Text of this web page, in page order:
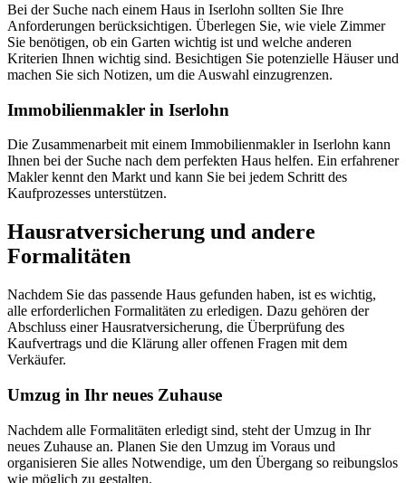
Bei der Suche nach einem Haus in Iserlohn sollten Sie Ihre
Anforderungen berücksichtigen. Überlegen Sie, wie viele Zimmer
Sie benötigen, ob ein Garten wichtig ist und welche anderen
Kriterien Ihnen wichtig sind. Besichtigen Sie potenzielle Häuser und
machen Sie sich Notizen, um die Auswahl einzugrenzen.
Immobilienmakler in Iserlohn
Die Zusammenarbeit mit einem Immobilienmakler in Iserlohn kann
Ihnen bei der Suche nach dem perfekten Haus helfen. Ein erfahrener
Makler kennt den Markt und kann Sie bei jedem Schritt des
Kaufprozesses unterstützen.
Hausratversicherung und andere
Formalitäten
Nachdem Sie das passende Haus gefunden haben, ist es wichtig,
alle erforderlichen Formalitäten zu erledigen. Dazu gehören der
Abschluss einer Hausratversicherung, die Überprüfung des
Kaufvertrags und die Klärung aller offenen Fragen mit dem
Verkäufer.
Umzug in Ihr neues Zuhause
Nachdem alle Formalitäten erledigt sind, steht der Umzug in Ihr
neues Zuhause an. Planen Sie den Umzug im Voraus und
organisieren Sie alles Notwendige, um den Übergang so reibungslos
wie möglich zu gestalten.